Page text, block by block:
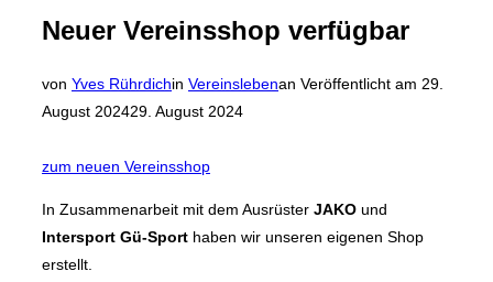
Neuer Vereinsshop verfügbar
von Yves Rührdichin Vereinslebenan Veröffentlicht am 29.
August 202429. August 2024
zum neuen Vereinsshop
In Zusammenarbeit mit dem Ausrüster JAKO und
Intersport Gü-Sport haben wir unseren eigenen Shop
erstellt.